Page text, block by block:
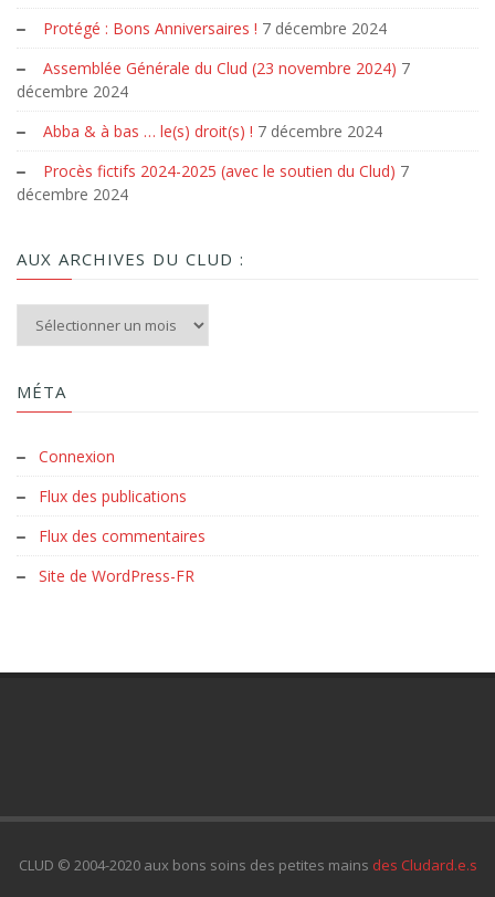
Protégé : Bons Anniversaires ! 7 décembre 2024
Assemblée Générale du Clud (23 novembre 2024) 7
décembre 2024
Abba & à bas … le(s) droit(s) ! 7 décembre 2024
Procès fictifs 2024-2025 (avec le soutien du Clud) 7
décembre 2024
AUX ARCHIVES DU CLUD :
Aux archives du Clud :
MÉTA
Connexion
Flux des publications
Flux des commentaires
Site de WordPress-FR
CLUD © 2004-2020 aux bons soins des petites mains des Cludard.e.s